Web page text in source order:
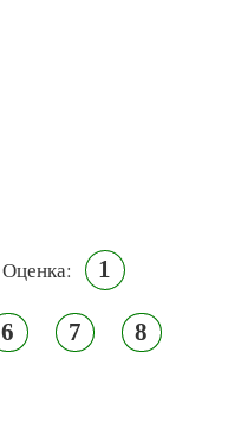
Оценка: 1
6 7 8